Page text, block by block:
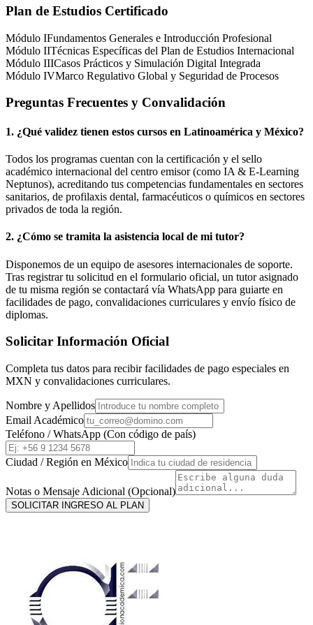
Plan de Estudios Certificado
Módulo IFundamentos Generales e Introducción Profesional
Módulo IITécnicas Específicas del Plan de Estudios Internacional
Módulo IIICasos Prácticos y Simulación Digital Integrada
Módulo IVMarco Regulativo Global y Seguridad de Procesos
Preguntas Frecuentes y Convalidación
1. ¿Qué validez tienen estos cursos en Latinoamérica y México?
Todos los programas cuentan con la certificación y el sello
académico internacional del centro emisor (como IA & E-Learning
Neptunos), acreditando tus competencias fundamentales en sectores
sanitarios, de profilaxis dental, farmacéuticos o químicos en sectores
privados de toda la región.
2. ¿Cómo se tramita la asistencia local de mi tutor?
Disponemos de un equipo de asesores internacionales de soporte.
Tras registrar tu solicitud en el formulario oficial, un tutor asignado
de tu misma región se contactará vía WhatsApp para guiarte en
facilidades de pago, convalidaciones curriculares y envío físico de
diplomas.
Solicitar Información Oficial
Completa tus datos para recibir facilidades de pago especiales en
MXN y convalidaciones curriculares.
Nombre y Apellidos
Email Académico
Teléfono / WhatsApp (Con código de país)
Ciudad / Región en México
Notas o Mensaje Adicional (Opcional)
SOLICITAR INGRESO AL PLAN